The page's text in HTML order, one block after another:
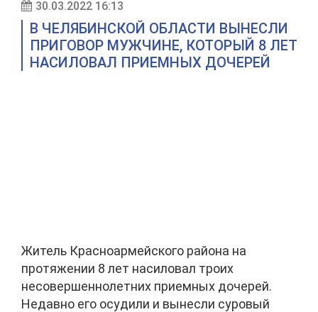
30.03.2022 16:13
В ЧЕЛЯБИНСКОЙ ОБЛАСТИ ВЫНЕСЛИ
ПРИГОВОР МУЖЧИНЕ, КОТОРЫЙ 8 ЛЕТ
НАСИЛОВАЛ ПРИЕМНЫХ ДОЧЕРЕЙ
Житель Красноармейского района на
протяжении 8 лет насиловал троих
несовершеннолетних приемных дочерей.
Недавно его осудили и вынесли суровый